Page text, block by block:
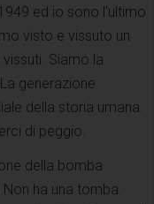
ed io sono l'ultimo
visto e vissuto un
Siamo la
generazione
della storia umana.
di peggio.
della bomba
ha una tomba.